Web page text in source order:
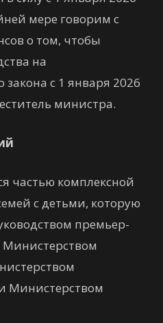
мере говорим с
о том, чтобы
на
с 1 января 2026
министра.
частью комплексной
с детьми, которую
премьер-
Министерством
Министерством